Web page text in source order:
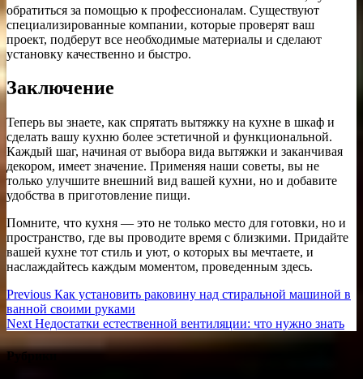
обратиться за помощью к профессионалам. Существуют
специализированные компании, которые проверят ваш
проект, подберут все необходимые материалы и сделают
установку качественно и быстро.
Заключение
Теперь вы знаете, как спрятать вытяжку на кухне в шкаф и
сделать вашу кухню более эстетичной и функциональной.
Каждый шаг, начиная от выбора вида вытяжки и заканчивая
декором, имеет значение. Применяя наши советы, вы не
только улучшите внешний вид вашей кухни, но и добавите
удобства в приготовление пищи.
Помните, что кухня — это не только место для готовки, но и
пространство, где вы проводите время с близкими. Придайте
вашей кухне тот стиль и уют, о которых вы мечтаете, и
наслаждайтесь каждым моментом, проведенным здесь.
Навигация
по
записям
Previous Previous
post:
Как установить раковину над стиральной машиной в
ванной своими руками
Next Next
Недостатки естественной вентиляции: что нужно знать
Рубрики